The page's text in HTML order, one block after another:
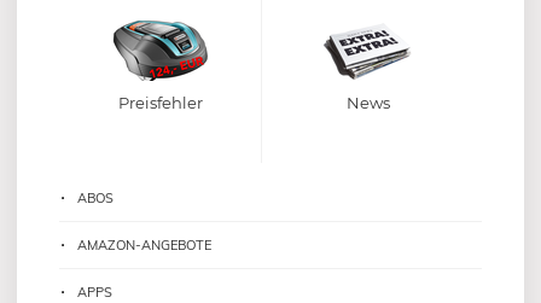
Preisfehler News
ABOS
AMAZON-ANGEBOTE
APPS